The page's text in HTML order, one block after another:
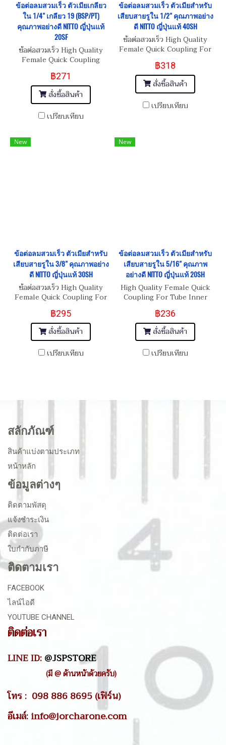
ข้อต่อลมสวมเร็ว ตัวเมียเกลียว
ใน 1/4" เกลียว 19 (BSP/PT)
คุณภาพอย่างดี NITTO ญี่ปุ่นแท้
20SF
ข้อต่อสวมเร็ว High Quality
Female Quick Coupling
Inner Thread 1/4"-19
(BSP/PT)
฿271
สั่งซื้อสินค้า
เปรียบเทียบ
ข้อต่อลมสวมเร็ว ตัวเมียสำหรับ
เสียบสายรูใน 1/2" คุณภาพอย่าง
ดี NITTO ญี่ปุ่นแท้ 40SH
ข้อต่อสวมเร็ว High Quality
Female Quick Coupling For
Tube Inner Diameter 1/2"
฿318
สั่งซื้อสินค้า
เปรียบเทียบ
New
ข้อต่อลมสวมเร็ว ตัวเมียสำหรับ
เสียบสายรูใน 3/8" คุณภาพอย่าง
ดี NITTO ญี่ปุ่นแท้ 30SH
ข้อต่อสวมเร็ว High Quality
Female Quick Coupling For
฿295
สั่งซื้อสินค้า
เปรียบเทียบ
New
ข้อต่อลมสวมเร็ว ตัวเมียสำหรับ
เสียบสายรูใน 5/16" คุณภาพ
อย่างดี NITTO ญี่ปุ่นแท้ 20SH
High Quality Female Quick
Coupling For Tube Inner
฿236
สั่งซื้อสินค้า
เปรียบเทียบ
สลักภัณฑ์
สินค้าแบ่งตามประเภท
หน้าหลัก
ข้อมูลต่างๆ
ติดตามพัสดุ
แจ้งชำระเงิน
ติดต่อเรา
ใบกำกับภาษี
ติดตามเรา
FACEBOOK
ไลน์ไอดี
YOUTUBE CHANNEL
ติดต่อเรา
LINE ID:@JSPSTORE
(มี @ ด้านหน้าด้วยครับ)
โทร : 098 886 8695 (เฟิร์น)
อีเมล์: info@jorcharone.com